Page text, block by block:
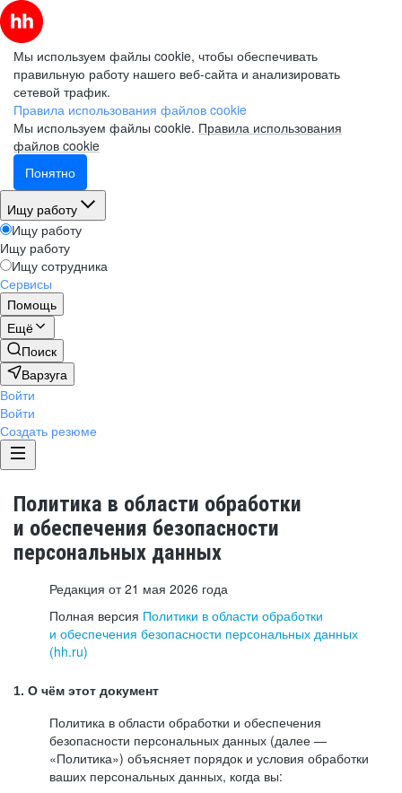
Мы используем файлы cookie, чтобы обеспечивать
правильную работу нашего веб-сайта и анализировать
сетевой трафик.
Правила использования файлов cookie
Мы используем файлы cookie. Правила использования
файлов cookie
Понятно
Ищу работу
Ищу работу
Ищу работу
Ищу сотрудника
Сервисы
Помощь
Ещё
Поиск
Варзуга
Войти
Войти
Создать резюме
Политика в области обработки
и обеспечения безопасности
персональных данных
Редакция от 21 мая 2026 года
Полная версия Политики в области обработки
и обеспечения безопасности персональных данных
(hh.ru)
1. О чём этот документ
Политика в области обработки и обеспечения
безопасности персональных данных (далее —
«Политика») объясняет порядок и условия обработки
ваших персональных данных, когда вы: